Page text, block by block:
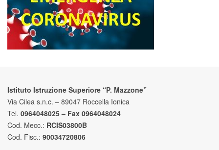
Istituto Istruzione Superiore “P. Mazzone”
Via Cilea s.n.c. – 89047 Roccella Ionica
Tel. 0964048025 – Fax 0964048024
Cod. Mecc.: RCIS03800B
Cod. Fisc.: 90034720806